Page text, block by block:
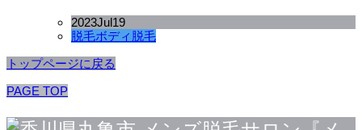
2023Jul19
脱毛ボディ脱毛
トップページに戻る
PAGE TOP